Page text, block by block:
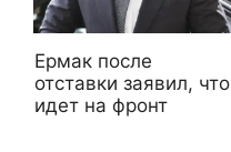
Ермак после
отставки заявил, что
идет на фронт